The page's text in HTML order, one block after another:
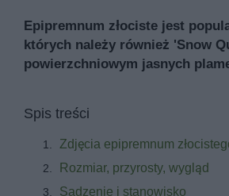
Epipremnum złociste jest
których należy również 'Snow
powierzchniowym jasnych
Spis treści
Zdjęcia epipremnum
Rozmiar, przyrosty, wygląd
Sadzenie i stanowisko